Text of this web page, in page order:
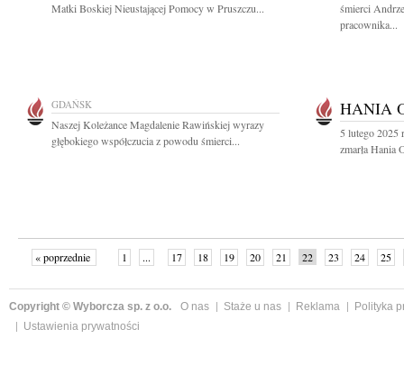
Matki Boskiej Nieustającej Pomocy w Pruszczu...
śmierci
pracownika...
GDAŃSK
Naszej Koleżance Magdalenie Rawińskiej wyrazy
głębokiego współczucia z powodu śmierci...
HANIA
5 lutego 2025
zmarła Hania
« poprzednie 1 ... 17 18 19 20 21 22 23 24
25
Copyright © Wyborcza sp. z o.o. O nas Staże u nas Reklama
Polityka
Ustawienia prywatności